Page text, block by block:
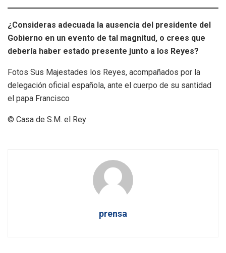
¿Consideras adecuada la ausencia del presidente del
Gobierno en un evento de tal magnitud, o crees que
debería haber estado presente junto a los Reyes?
Fotos Sus Majestades los Reyes, acompañados por la
delegación oficial española, ante el cuerpo de su santidad
el papa Francisco
© Casa de S.M. el Rey
prensa